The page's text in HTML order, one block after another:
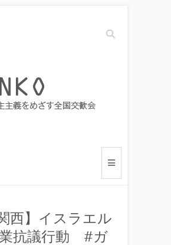
Search
関西】イスラエル
抗議行動 #ガ